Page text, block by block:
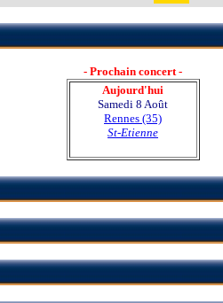
- Prochain concert -
Aujourd'hui
Samedi 8 Août
Rennes (35)
St-Etienne